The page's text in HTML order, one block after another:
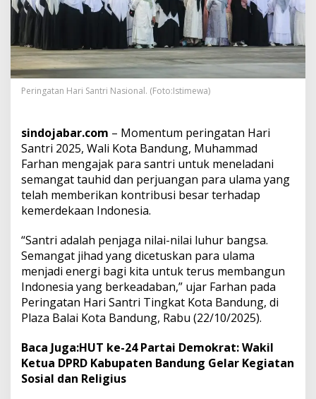
a
N
i
a
n
P
e
m
b
a
n
u
n
P
e
r
a
d
a
n
Peringatan Hari Santri Nasional. (Foto:Istimewa)
sindojabar.com – Momentum peringatan Hari
Santri 2025, Wali Kota Bandung, Muhammad
Farhan mengajak para santri untuk meneladani
semangat tauhid dan perjuangan para ulama yang
telah memberikan kontribusi besar terhadap
kemerdekaan Indonesia.
“Santri adalah penjaga nilai-nilai luhur bangsa.
Semangat jihad yang dicetuskan para ulama
menjadi energi bagi kita untuk terus membangun
Indonesia yang berkeadaban,” ujar Farhan pada
Peringatan Hari Santri Tingkat Kota Bandung, di
Plaza Balai Kota Bandung, Rabu (22/10/2025).
Baca Juga:HUT ke-24 Partai Demokrat: Wakil
Ketua DPRD Kabupaten Bandung Gelar Kegiatan
Sosial dan Religius